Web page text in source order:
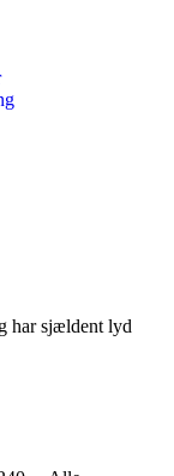
har sjældent lyd